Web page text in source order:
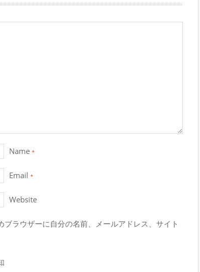
Name *
Email *
Website
ラウザーに自分の名前、メールアドレス、サイト